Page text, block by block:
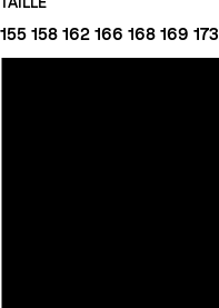
155 158 162 166 168 169 173